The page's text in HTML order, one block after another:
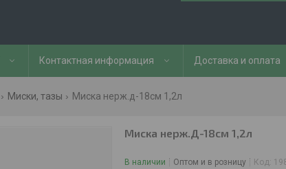
Контактная информация Доставка и оплата
Миски, тазы Миска нерж.д-18см 1,2л
Миска нерж.Д-18см 1,2л
В наличии Оптом и в розницу Код: